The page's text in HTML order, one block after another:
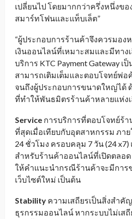
เปลี่ยนไป โดยมากกว่าครึ่งหนึ่งข
สมาร์ทโฟนและแท็บเล็ต”
“ผู้ประกอบการร้านค้าจึงควรมอง
เงินออนไลน์ที่เหมาะสมและมีทาง
บริการ KTC Payment Gateway เ
สามารถเติมเต็มและตอบโจทย์พ่
จนถึงผู้ประกอบการขนาดใหญ่ได้
ที่ทำให้พันธมิตรร้านค้าหลายแห่ง
Service การบริการที่ตอบโจทย์ร้า
ที่สุดเมื่อเทียบกับอุตสาหกรรม ภา
24 ชั่วโมง ครอบคลุม 7 วัน (24
สำหรับร้านค้าออนไลน์ที่เปิดตลอด
ให้คำแนะนำกรณีร้านค้าจะมีการ
เว็บไซต์ใหม่ เป็นต้น
Stability ความเสถียรเป็นสิ่งสำคั
ธุรกรรมออนไลน์ หากระบบไม่เส